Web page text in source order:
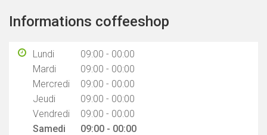
Informations coffeeshop
Lundi
09:00 - 00:00
Mardi
09:00 - 00:00
Mercredi
09:00 - 00:00
Jeudi
09:00 - 00:00
Vendredi
09:00 - 00:00
Samedi
09:00 - 00:00